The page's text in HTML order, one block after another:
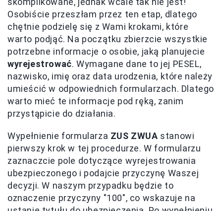
Osobiście przeszłam przez ten etap, dlatego
chętnie podzielę się z Wami krokami, które
warto podjąć. Na początku zbierzcie wszystkie
potrzebne informacje o osobie, jaką planujecie
wyrejestrować. Wymagane dane to jej PESEL,
nazwisko, imię oraz data urodzenia, które należy
umieścić w odpowiednich formularzach. Dlatego
warto mieć te informacje pod ręką, zanim
przystąpicie do działania.
Wypełnienie formularza ZUS ZWUA stanowi
pierwszy krok w tej procedurze. W formularzu
zaznaczcie pole dotyczące wyrejestrowania
ubezpieczonego i podajcie przyczynę Waszej
decyzji. W naszym przypadku będzie to
oznaczenie przyczyny "100", co wskazuje na